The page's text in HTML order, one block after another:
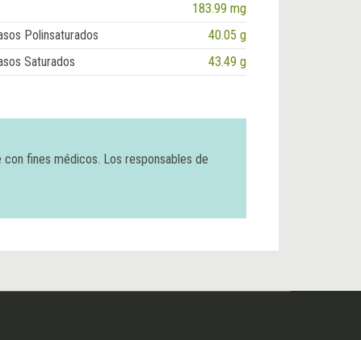
183.99 mg
Polinsaturados
40.05 g
Saturados
43.49 g
fines médicos. Los responsables de